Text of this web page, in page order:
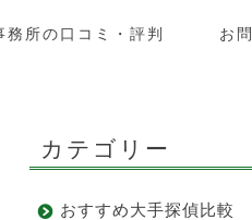
務所の口コミ・評判 お
カテゴリー
おすすめ大手探偵比較